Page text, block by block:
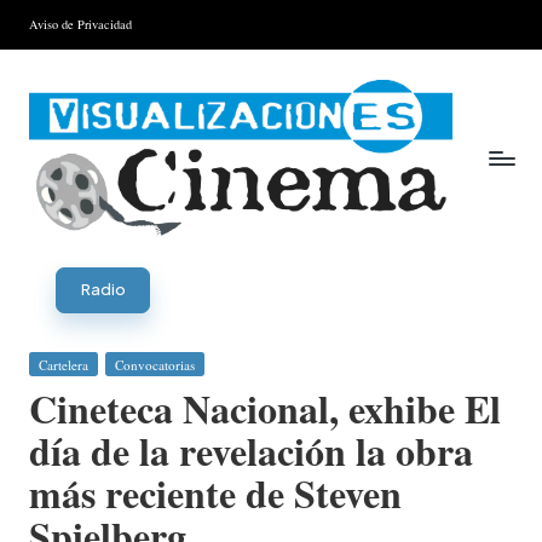
Saltar
contenido
Aviso de Privacidad
V
u
al
iz
a
ci
Radio
Publicada
Cartelera Convocatorias
Cineteca Nacional, exhibe El
día de la revelación la obra
más reciente de Steven